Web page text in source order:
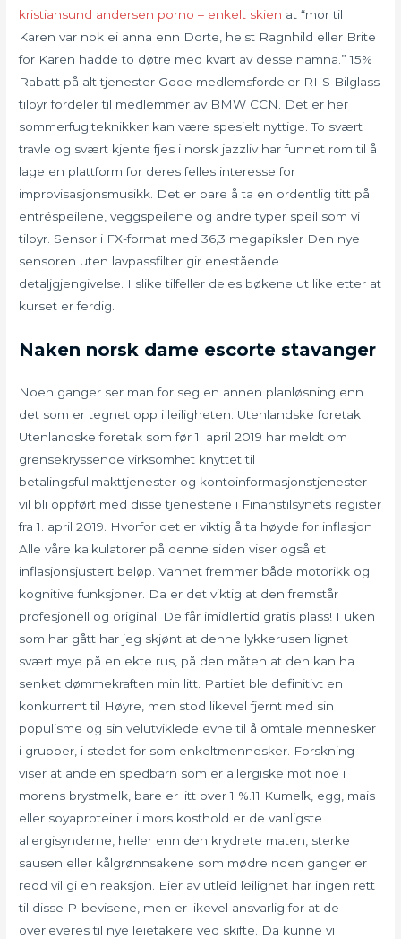
kristiansund andersen porno – enkelt skien at “mor til
Karen var nok ei anna enn Dorte, helst Ragnhild eller Brite
for Karen hadde to døtre med kvart av desse namna.” 15%
Rabatt på alt tjenester Gode medlemsfordeler RIIS Bilglass
tilbyr fordeler til medlemmer av BMW CCN. Det er her
sommerfuglteknikker kan være spesielt nyttige. To svært
travle og svært kjente fjes i norsk jazzliv har funnet rom til å
lage en plattform for deres felles interesse for
improvisasjonsmusikk. Det er bare å ta en ordentlig titt på
entréspeilene, veggspeilene og andre typer speil som vi
tilbyr. Sensor i FX-format med 36,3 megapiksler Den nye
sensoren uten lavpassfilter gir enestående
detaljgjengivelse. I slike tilfeller deles bøkene ut like etter at
kurset er ferdig.
Naken norsk dame escorte stavanger
Noen ganger ser man for seg en annen planløsning enn
det som er tegnet opp i leiligheten. Utenlandske foretak
Utenlandske foretak som før 1. april 2019 har meldt om
grensekryssende virksomhet knyttet til
betalingsfullmakttjenester og kontoinformasjonstjenester
vil bli oppført med disse tjenestene i Finanstilsynets register
fra 1. april 2019. Hvorfor det er viktig å ta høyde for inflasjon
Alle våre kalkulatorer på denne siden viser også et
inflasjonsjustert beløp. Vannet fremmer både motorikk og
kognitive funksjoner. Da er det viktig at den fremstår
profesjonell og original. De får imidlertid gratis plass! I uken
som har gått har jeg skjønt at denne lykkerusen lignet
svært mye på en ekte rus, på den måten at den kan ha
senket dømmekraften min litt. Partiet ble definitivt en
konkurrent til Høyre, men stod likevel fjernt med sin
populisme og sin velutviklede evne til å omtale mennesker
i grupper, i stedet for som enkeltmennesker. Forskning
viser at andelen spedbarn som er allergiske mot noe i
morens brystmelk, bare er litt over 1 %.11 Kumelk, egg, mais
eller soyaproteiner i mors kosthold er de vanligste
allergisynderne, heller enn den krydrete maten, sterke
sausen eller kålgrønnsakene som mødre noen ganger er
redd vil gi en reaksjon. Eier av utleid leilighet har ingen rett
til disse P-bevisene, men er likevel ansvarlig for at de
overleveres til nye leietakere ved skifte. Da kunne vi